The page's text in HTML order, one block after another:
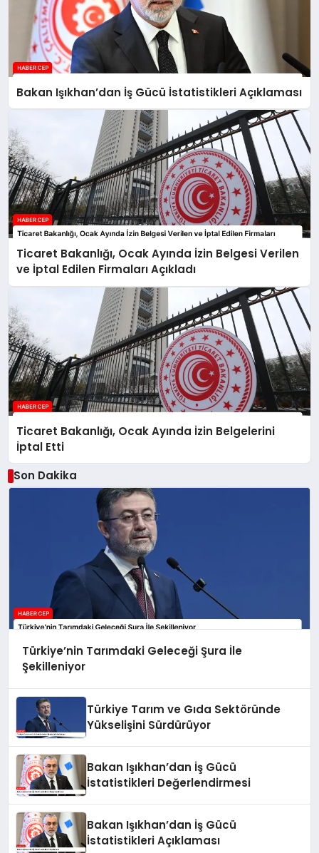
Bakan Işıkhan’dan İş Gücü İstatistikleri Açıklaması
Ticaret Bakanlığı, Ocak Ayında İzin Belgesi Verilen
ve İptal Edilen Firmaları Açıkladı
Ticaret Bakanlığı, Ocak Ayında İzin Belgelerini
İptal Etti
Son Dakika
Türkiye’nin Tarımdaki Geleceği Şura İle
Şekilleniyor
Türkiye Tarım ve Gıda Sektöründe
Yükselişini Sürdürüyor
Bakan Işıkhan’dan İş Gücü
İstatistikleri Değerlendirmesi
Bakan Işıkhan’dan İş Gücü
İstatistikleri Açıklaması